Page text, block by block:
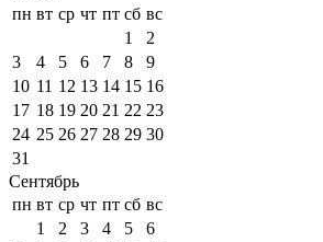
пн вт ср чт пт сб вс
1
2
3
4 5 6 7 8
9
10 11 12 13 14 15 16
17 18 19 20 21 22 23
24 25 26 27 28 29 30
31
Сентябрь
пн вт ср чт пт сб вс
1
2 3 4 5
6